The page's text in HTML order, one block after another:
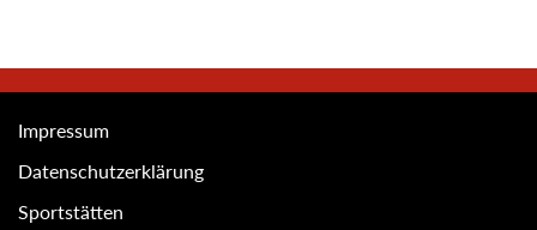
Impressum
Datenschutzerklärung
Sportstätten